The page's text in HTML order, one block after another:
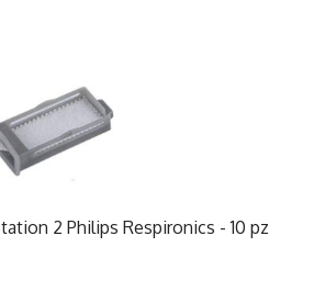
2 Philips Respironics - 10 pz